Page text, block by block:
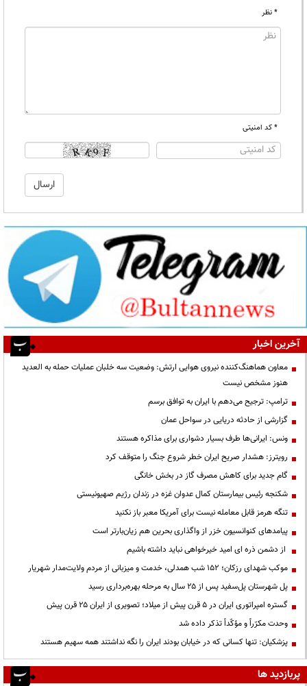
* نظر
* کد امنیتی
آخرین اخبار
معاون هماهنگ‌کننده نیروی هوایی ارتش: وضعیت سه خلبان عملیات حمله به العدید
هنوز مشخص نیست
ترامپ: ترجیح می‌دهم با ایران به توافق برسم
گزارشی از حادثه دریایی در سواحل عمان
ونس: ایرانی‌ها طرف بسیار دشواری برای مذاکره هستند
رویترز: هشدار صریح ایران خطر شروع جنگ را متوقف کرد
گام جدید برای کاهش مصرف گاز در بخش خانگی
شکنجه رئیس بیمارستان کمال عدوان غزه در زندان رژیم صهیونیستی
تنگه هرمز قابل معامله نیست برای آمریکا معبر باز نکنید
پیامدهای کنوانسیون خزر از واگذاری بحرین هم زیان‌بارتر است
از دشمن ذره ای امید خیرخواهی نباید داشته باشیم
موکب شهدای رزکان؛ ۱۵۲ شب همدلی، خدمت و میزبانی از مردم ولایت‌مدار شهریار
پل شهرستان پل‌سفید پس از ۲۵ سال به مرحله بهره‌برداری رسید
گستره امپراتوری ایران در ۵ قرن پیش از میلاد؛ تصویری از ایران ۲۵ قرن پیش
وحدت مکرّراً و مؤکّداً تذکر داده شد
پزشکیان: تنها کسانی که در خیابان بودند ایران را نگه نداشتند همه سهیم هستند
پربازدید ها